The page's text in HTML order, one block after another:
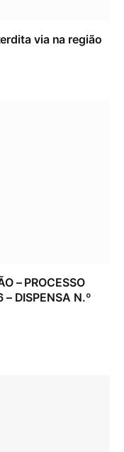
via na região
– PROCESSO
DISPENSA N.º